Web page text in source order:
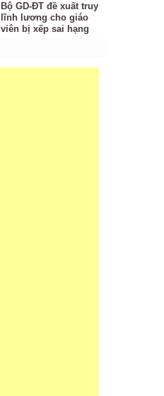
Bộ GD-ĐT đề xuất truy
lĩnh lương cho giáo
viên bị xếp sai hạng